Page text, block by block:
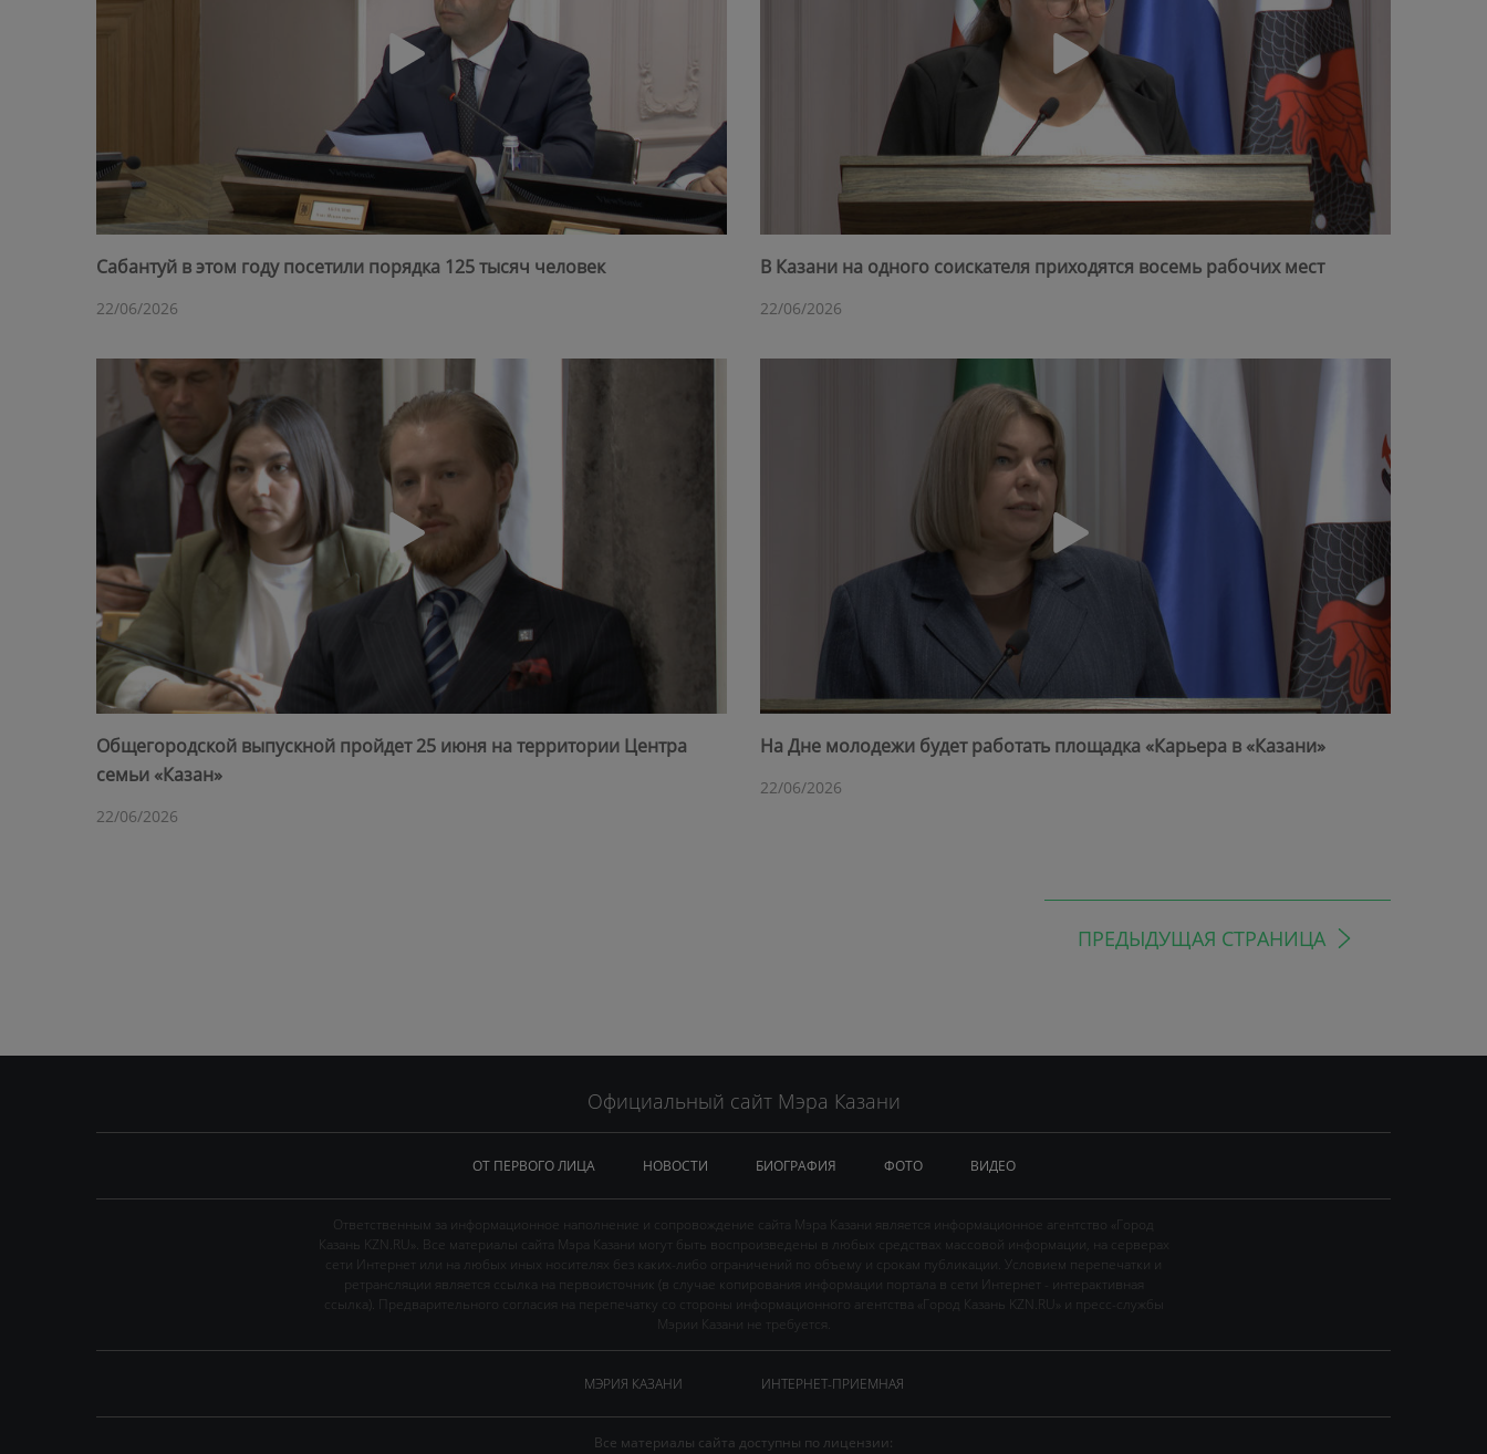
Сабантуй в этом году посетили порядка 125 тысяч человек
22/06/2026
В Казани на одного соискателя приходятся восемь рабочих мест
22/06/2026
Общегородской выпускной пройдет 25 июня на территории Центра
семьи «Казан»
22/06/2026
На Дне молодежи будет работать площадка «Карьера в «Казани»
22/06/2026
ПРЕДЫДУЩАЯ СТРАНИЦА
Официальный сайт Мэра Казани
ОТ ПЕРВОГО ЛИЦА НОВОСТИ БИОГРАФИЯ ФОТО ВИДЕО
Ответственным за информационное наполнение и сопровождение сайта Мэра Казани является информационное агентство «Город
Казань KZN.RU». Все материалы сайта Мэра Казани могут быть воспроизведены в любых средствах массовой информации, на серверах
сети Интернет или на любых иных носителях без каких-либо ограничений по объему и срокам публикации. Условием перепечатки и
ретрансляции является ссылка на первоисточник (в случае копирования информации портала в сети Интернет - интерактивная
ссылка). Предварительного согласия на перепечатку со стороны информационного агентства «Город Казань KZN.RU» и пресс-службы
Мэрии Казани не требуется.
МЭРИЯ КАЗАНИ ИНТЕРНЕТ-ПРИЕМНАЯ
Все материалы сайта доступны по лицензии: